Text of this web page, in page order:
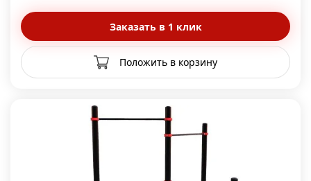
Заказать в 1 клик
Положить в корзину